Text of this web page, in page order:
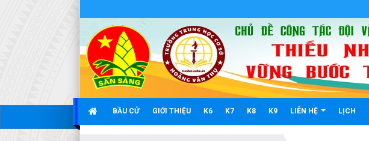
BẦU CỬ GIỚI THIỆU K6 K7 K8 K9 LIÊN HỆ LỊCH